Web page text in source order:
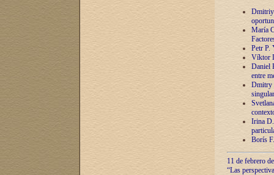
Dmitriy
María
Petr P.
Víktor
Daniel
entre
Dmitry
Irina
Borís
11 de febrero
“Las